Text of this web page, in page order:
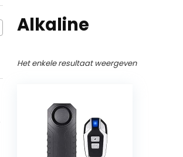
‎Alkaline
Het enkele resultaat weergeven